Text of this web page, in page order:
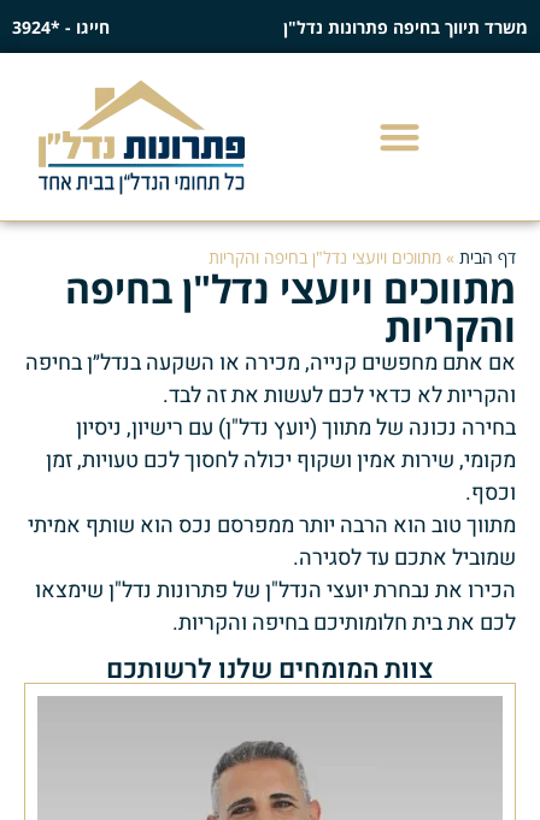
משרד תיווך בחיפה פתרונות נדל"ן חייגו - *3924
דף הבית » מתווכים ויועצי נדל"ן בחיפה והקריות
מתווכים ויועצי נדל"ן בחיפה
והקריות
אם אתם מחפשים קנייה, מכירה או השקעה בנדל״ן בחיפה
והקריות לא כדאי לכם לעשות את זה לבד.
בחירה נכונה של מתווך (יועץ נדל"ן) עם רישיון, ניסיון
מקומי, שירות אמין ושקוף יכולה לחסוך לכם טעויות, זמן
וכסף.
מתווך טוב הוא הרבה יותר ממפרסם נכס הוא שותף אמיתי
שמוביל אתכם עד לסגירה.
הכירו את נבחרת יועצי הנדל"ן של פתרונות נדל"ן שימצאו
לכם את בית חלומותיכם בחיפה והקריות.
צוות המומחים שלנו לרשותכם